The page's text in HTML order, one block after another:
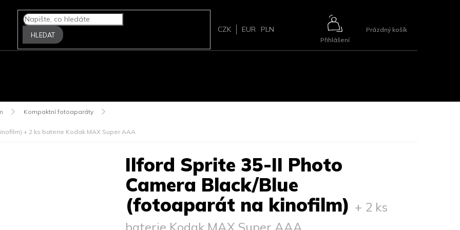
HLEDAT
CZK EUR PLN
Přihlášení
NÁKUPNÍ
Prázdný košík
Kompaktní fotoaparáty
+ 2 ks baterie Kodak MAX Super AAA
Ilford Sprite 35-II Photo
Camera Black/Blue
(fotoaparát na kinofilm) + 2 ks